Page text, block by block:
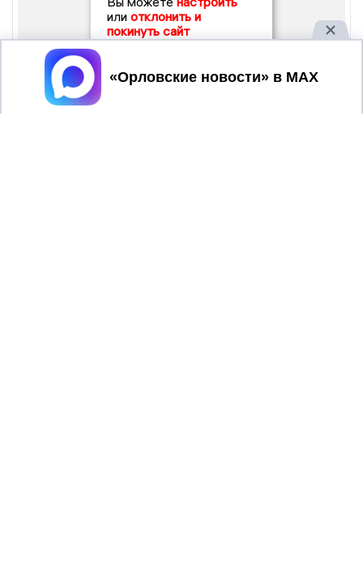
или отклонить и
покинуть сайт
Принять